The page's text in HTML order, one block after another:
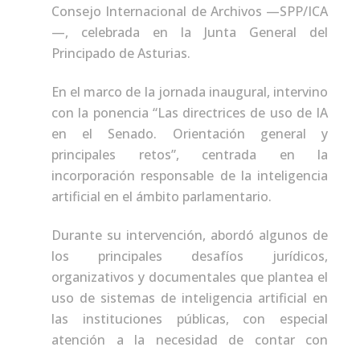
Consejo Internacional de Archivos —SPP/ICA
—, celebrada en la Junta General del
Principado de Asturias.
En el marco de la jornada inaugural, intervino
con la ponencia “Las directrices de uso de IA
en el Senado. Orientación general y
principales retos”, centrada en la
incorporación responsable de la inteligencia
artificial en el ámbito parlamentario.
Durante su intervención, abordó algunos de
los principales desafíos jurídicos,
organizativos y documentales que plantea el
uso de sistemas de inteligencia artificial en
las instituciones públicas, con especial
atención a la necesidad de contar con